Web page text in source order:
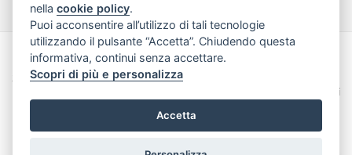
Made with byInfoser.it- Realizzazione Siti ecommerce per Fioristi
2026
Termini e Condizioni
nellacookie policy.
Puoi acconsentire all’utilizzo di tali tecnologie
utilizzando il pulsante “Accetta”. Chiudendo questa
informativa, continui senza accettare.
Scopri di più e personalizza
Accetta